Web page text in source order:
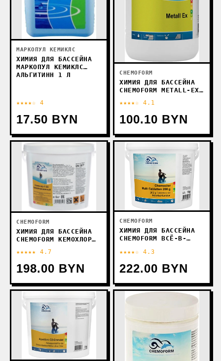
МАРКОПУЛ КЕМИКЛС
ХИМИЯ ДЛЯ БАССЕЙНА
МАРКОПУЛ КЕМИКЛС
АЛЬГИТИНН 1 Л
★★★★☆ 4
17.50 BYN
CHEMOFORM
ХИМИЯ ДЛЯ БАССЕЙНА
CHEMOFORM METALL-EX
★★★★☆ 4.1
100.10 BYN
CHEMOFORM
ХИМИЯ ДЛЯ БАССЕЙНА
CHEMOFORM КЕМОХЛОР
5КГ
★★★★★ 4.7
198.00 BYN
CHEMOFORM
ХИМИЯ ДЛЯ БАССЕЙНА
CHEMOFORM ВСЁ-В-
ТАБЛЕТКИ 200 Г 5 КГ
★★★★☆ 4.3
222.00 BYN